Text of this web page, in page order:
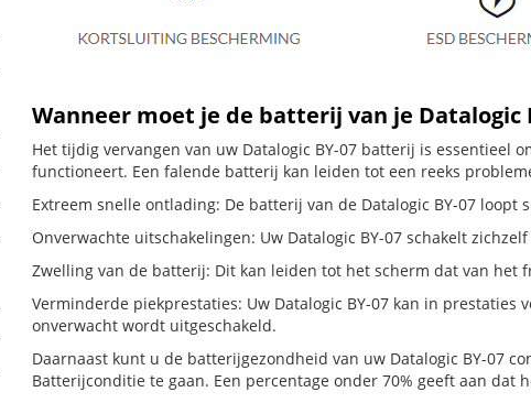
Wanneer moet je de batterij van je Datalogic
Het tijdig vervangen van uw Datalogic BY-07 batterij is essentieel
functioneert. Een falende batterij kan leiden tot een reeks
Extreem snelle ontlading: De batterij van de Datalogic BY-07 loopt
Onverwachte uitschakelingen: Uw Datalogic BY-07 schakelt
Zwelling van de batterij: Dit kan leiden tot het scherm dat van het
Verminderde piekprestaties: Uw Datalogic BY-07 kan in
onverwacht wordt uitgeschakeld.
Daarnaast kunt u de batterijgezondheid van uw Datalogic BY-07
Batterijconditie te gaan. Een percentage onder 70% geeft aan dat